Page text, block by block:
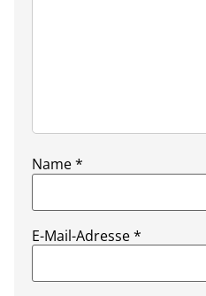
Name*
E-Mail-Adresse*